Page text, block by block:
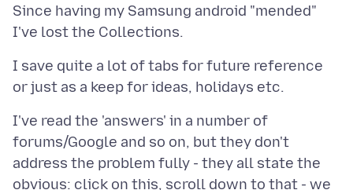
Since having my Samsung android "mended"
I save quite a lot of tabs for future reference
I've read the 'answers' in a number of
forums/Google and so on, but they don't
address the problem fully - they all state the
obvious: click on this, scroll down to that - we